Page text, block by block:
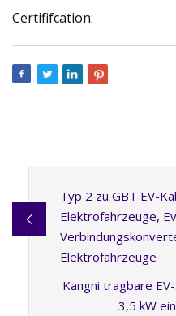
Certififcation:
Typ 2 zu GBT EV-
Elektrofahrzeuge,
Elektrofahrzeuge
Kangni tragbare
3,5 kW